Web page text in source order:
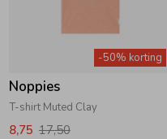
-50% korting
Noppies
T-shirt Muted Clay
8,75 17,50